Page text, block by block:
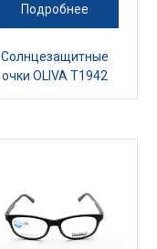
Подробнее
Солнцезащитные
очки OLIVA T1942